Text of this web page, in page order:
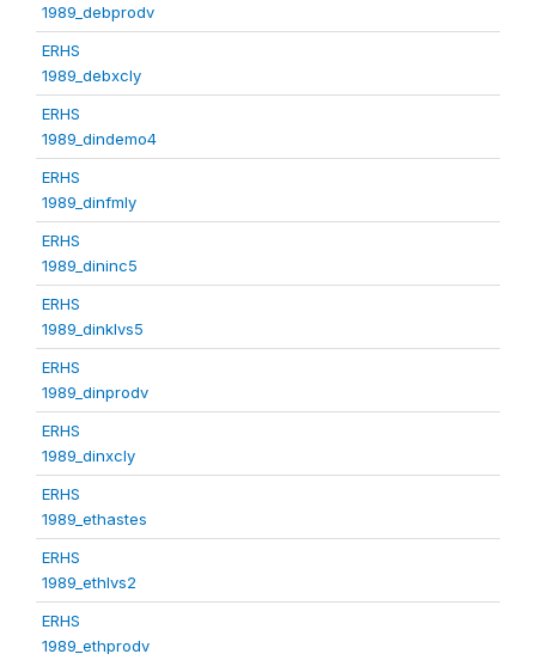
1989_debprodv
ERHS
1989_debxcly
ERHS
1989_dindemo4
ERHS
1989_dinfmly
ERHS
1989_dininc5
ERHS
1989_dinklvs5
ERHS
1989_dinprodv
ERHS
1989_dinxcly
ERHS
1989_ethastes
ERHS
1989_ethlvs2
ERHS
1989_ethprodv